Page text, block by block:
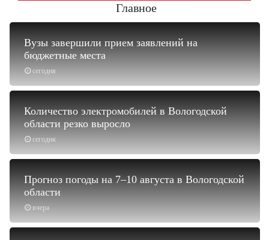
Главное
сегодня
Вузы завершили прием заявлений на
бюджетные места
сегодня
Количество электромобилей в Вологодской
области резко выросло
вчера
Прогноз погоды на 7–10 августа в Вологодской
области